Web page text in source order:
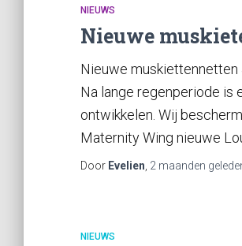
NIEUWS
Nieuwe
Nieuwe muskiettennetten
Na lange regenperiode is
ontwikkelen. Wij
Maternity Wing nieuwe
Door Evelien 2 maanden
NIEUWS